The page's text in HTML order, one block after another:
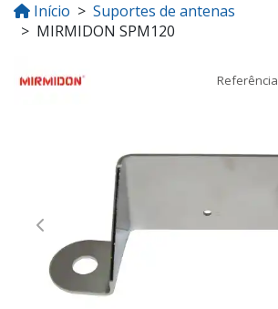
Início
Suportes de antenas
MIRMIDON SPM120
Referência
Previous